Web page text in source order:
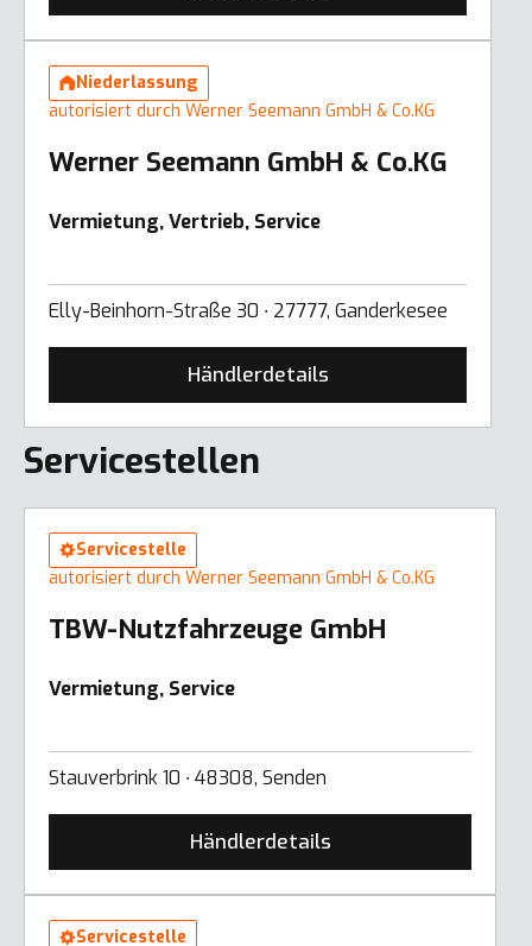
Niederlassung
autorisiert durch Werner Seemann GmbH & Co.KG
Werner Seemann GmbH & Co.KG
Vermietung, Vertrieb, Service
Elly-Beinhorn-Straße 30 ∙ 27777, Ganderkesee
Händlerdetails
Servicestellen
Servicestelle
autorisiert durch Werner Seemann GmbH & Co.KG
TBW-Nutzfahrzeuge GmbH
Vermietung, Service
Stauverbrink 10 ∙ 48308, Senden
Händlerdetails
Servicestelle